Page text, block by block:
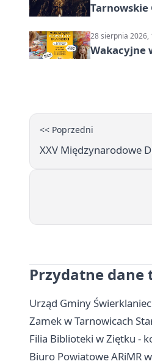
Tarnowskie
28 sierpnia 2026,
Wakacyjne
<< Poprzedni
XXV Międzynarodowe
Przydatne dane
Urząd Gminy
Zamek w Tarnowicach
Filia Biblioteki w Ziętku -
Biuro Powiatowe ARiMR